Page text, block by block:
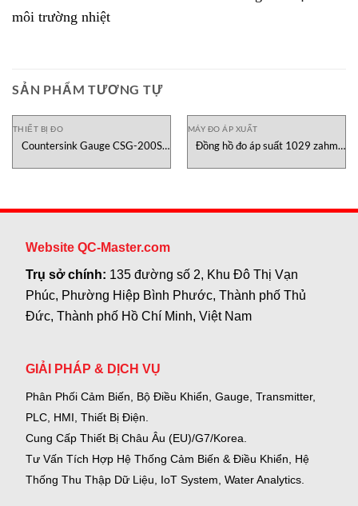
môi trường nhiệt
SẢN PHẨM TƯƠNG TỰ
THIẾT BỊ ĐO
Countersink Gauge CSG-200S
MÁY ĐO ÁP XUẤT
Đồng hồ đo áp suất 1029 zahm
Website QC-Master.com
Trụ sở chính: 135 đường số 2, Khu Đô Thị Vạn
Phúc, Phường Hiệp Bình Phước, Thành phố Thủ
Đức, Thành phố Hồ Chí Minh, Việt Nam
GIẢI PHÁP & DỊCH VỤ
Phân Phối Cảm Biến, Bộ Điều Khiển, Gauge, Transmitter,
PLC, HMI, Thiết Bị Điện.
Cung Cấp Thiết Bị Châu Âu (EU)/G7/Korea.
Tư Vấn Tích Hợp Hệ Thống Cảm Biến & Điều Khiển, Hệ
Thống Thu Thập Dữ Liệu, IoT System, Water Analytics.